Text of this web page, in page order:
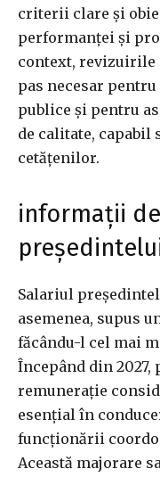
criterii clare și
performanței și
context, revizuirile
pas necesar
publice și pentru
de calitate, capabil
cetățenilor.
informații
Salariul
asemenea, supus
făcându-l cel mai
Începând din 2027,
remunerație
esențial în
funcționării
Această majorare